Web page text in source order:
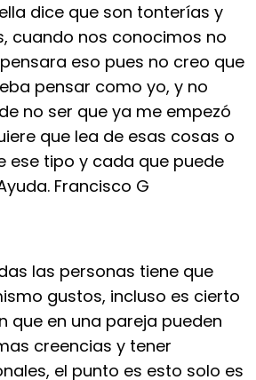
dice que son tonterías y
cuando nos conocimos no
eso pues no creo que
pensar como yo, y no
no ser que ya me empezó
que lea de esas cosas o
ese tipo y cada que puede
Francisco G
las personas tiene que
gustos, incluso es cierto
que en una pareja pueden
creencias y tener
el punto es esto solo es